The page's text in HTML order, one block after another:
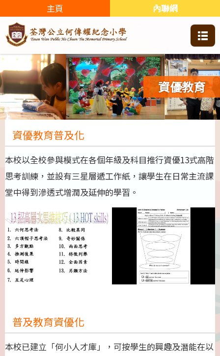
主頁 內聯網
資優教育
資優教育普及化
本校以全校參與模式在各個年級及科目推行資優13式高階
思考訓練，並設有三星層遞工作紙，讓學生在日常主流課
堂中得到滲透式增潤及延伸的學習。
普及教育資優化
本校已建立「何小人才庫」，可按學生的興趣及潛能在以